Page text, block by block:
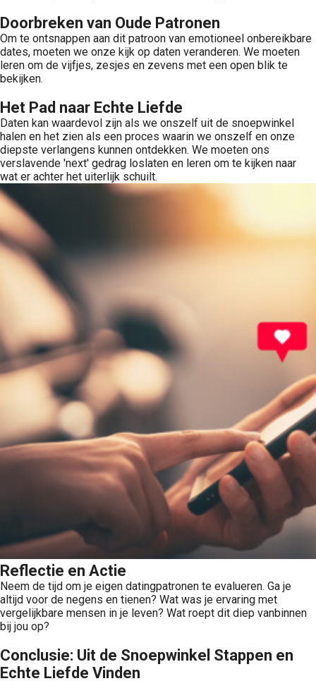
Doorbreken van Oude Patronen
Om te ontsnappen aan dit patroon van emotioneel onbereikbare
dates, moeten we onze kijk op daten veranderen. We moeten
leren om de vijfjes, zesjes en zevens met een open blik te
bekijken.
Het Pad naar Echte Liefde
Daten kan waardevol zijn als we onszelf uit de snoepwinkel
halen en het zien als een proces waarin we onszelf en onze
diepste verlangens kunnen ontdekken. We moeten ons
verslavende 'next' gedrag loslaten en leren om te kijken naar
wat er achter het uiterlijk schuilt.
Reflectie en Actie
Neem de tijd om je eigen datingpatronen te evalueren. Ga je
altijd voor de negens en tienen? Wat was je ervaring met
vergelijkbare mensen in je leven? Wat roept dit diep vanbinnen
bij jou op?
Conclusie: Uit de Snoepwinkel Stappen en
Echte Liefde Vinden